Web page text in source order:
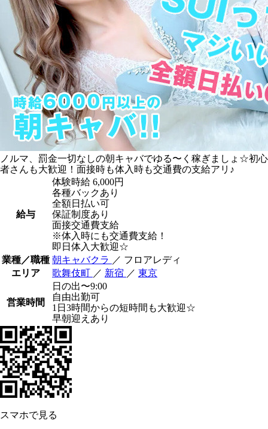
ノルマ、罰金一切なしの朝キャバでゆる〜く稼ぎましょ☆初心
者さんも大歓迎！面接時も体入時も交通費の支給アリ♪
給与
体験時給 6,000円
各種バックあり
全額日払い可
保証制度あり
面接交通費支給
※体入時にも交通費支給！
即日体入大歓迎☆
業種／職種 朝キャバクラ ／ フロアレディ
エリア
歌舞伎町 ／ 新宿 ／ 東京
営業時間
日の出〜9:00
自由出勤可
1日3時間からの短時間も大歓迎☆
早朝迎えあり
スマホで見る